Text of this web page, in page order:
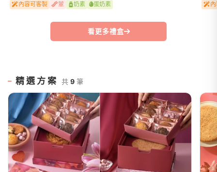
內容可客製 葷 奶素 蛋奶素
看更多禮盒
精選方案 共 9 筆